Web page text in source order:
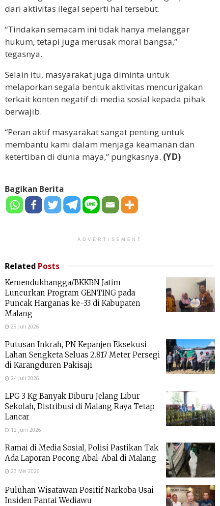
dari aktivitas ilegal seperti hal tersebut.
“Tindakan semacam ini tidak hanya melanggar
hukum, tetapi juga merusak moral bangsa,”
tegasnya.
Selain itu, masyarakat juga diminta untuk
melaporkan segala bentuk aktivitas mencurigakan
terkait konten negatif di media sosial kepada pihak
berwajib.
“Peran aktif masyarakat sangat penting untuk
membantu kami dalam menjaga keamanan dan
ketertiban di dunia maya,” pungkasnya. (YD)
Bagikan Berita
ADVERTISEMENT
Related Posts
Kemendukbangga/BKKBN Jatim
Luncurkan Program GENTING pada
Puncak Harganas ke-33 di Kabupaten
Malang
29 Juli 2026
Putusan Inkrah, PN Kepanjen Eksekusi
Lahan Sengketa Seluas 2.817 Meter Persegi
di Karangduren Pakisaji
24 Juli 2026
LPG 3 Kg Banyak Diburu Jelang Libur
Sekolah, Distribusi di Malang Raya Tetap
Lancar
12 Juni 2026
Ramai di Media Sosial, Polisi Pastikan Tak
Ada Laporan Pocong Abal-Abal di Malang
23 Mei 2026
Puluhan Wisatawan Positif Narkoba Usai
Insiden Pantai Wediawu